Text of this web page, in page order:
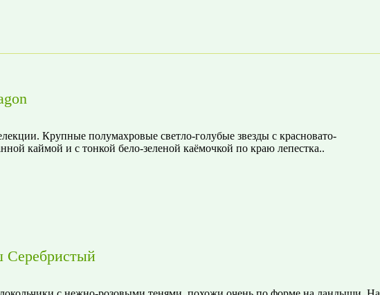
Крупные полумахровые светло-голубые звезды с красновато-
каймой и с тонкой бело-зеленой каёмочкой по краю лепестка..